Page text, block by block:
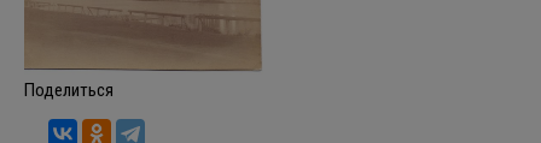
Поделиться